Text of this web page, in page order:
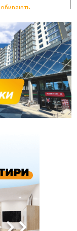
обирають
Коломийщини
спека до 39°
з цистерни
оновили правила
засипали
температурні
є постраждалі,
із трьома
сквер з
травмувалась